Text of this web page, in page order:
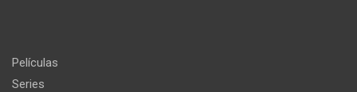
Películas
Series